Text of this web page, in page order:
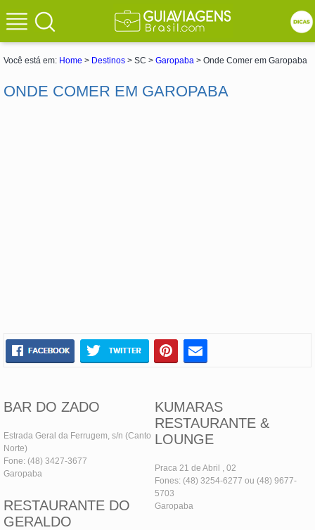
Você está em: Home > Destinos > SC > Garopaba > Onde Comer em Garopaba
ONDE COMER EM GAROPABA
BAR DO ZADO
Estrada Geral da Ferrugem, s/n (Canto
Norte)
Fone: (48) 3427-3677
Garopaba
KUMARAS
RESTAURANTE &
LOUNGE
Praca 21 de Abril , 02
Fones: (48) 3254-6277 ou (48) 9677-
5703
Garopaba
RESTAURANTE DO
GERALDO